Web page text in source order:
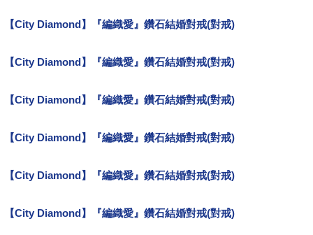
【City Diamond】『編織愛』鑽石結婚對戒(對戒)
【City Diamond】『編織愛』鑽石結婚對戒(對戒)
【City Diamond】『編織愛』鑽石結婚對戒(對戒)
【City Diamond】『編織愛』鑽石結婚對戒(對戒)
【City Diamond】『編織愛』鑽石結婚對戒(對戒)
【City Diamond】『編織愛』鑽石結婚對戒(對戒)